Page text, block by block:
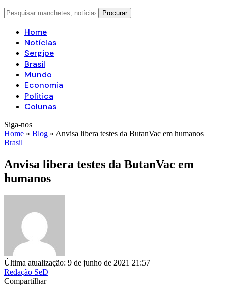
Home
Notícias
Sergipe
Brasil
Mundo
Economia
Política
Colunas
Siga-nos
Home » Blog » Anvisa libera testes da ButanVac em humanos
Brasil
Anvisa libera testes da ButanVac em
humanos
Última atualização: 9 de junho de 2021 21:57
Redação SeD
Compartilhar